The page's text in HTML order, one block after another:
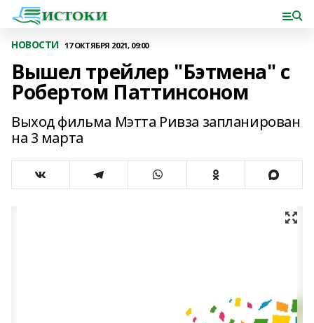
НОВОСТИ 17 ОКТЯБРЯ 2021, 09:00
Вышел трейлер "Бэтмена" с
Робертом Паттинсоном
Выход фильма Мэтта Ривза запланирован
на 3 марта